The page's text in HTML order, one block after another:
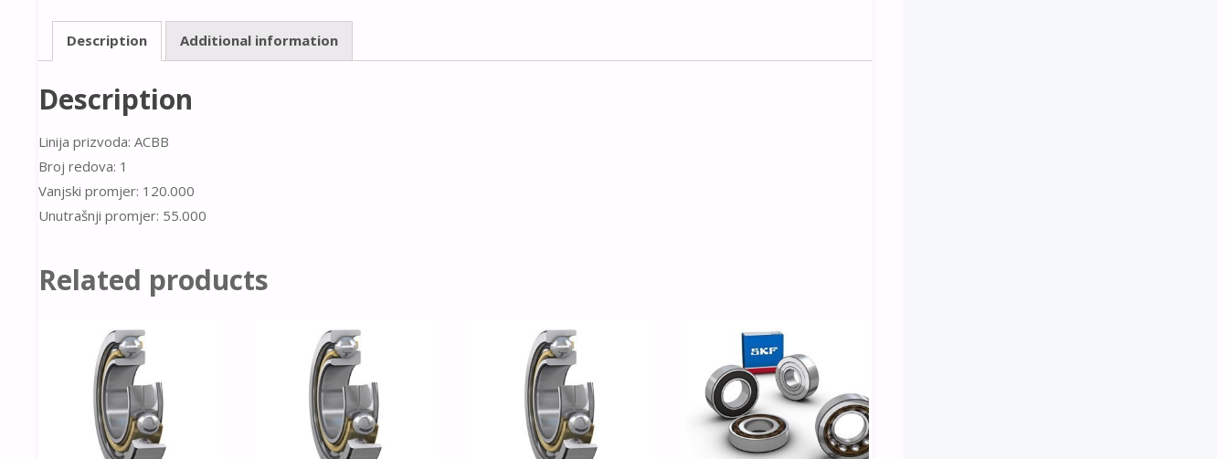
Description Additional information
Description
Linija prizvoda: ACBB
Broj redova: 1
Vanjski promjer: 120.000
Unutrašnji promjer: 55.000
Related products